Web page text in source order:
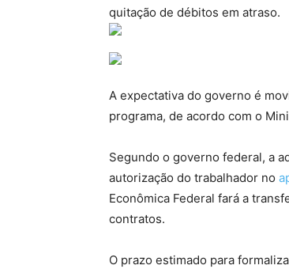
quitação de débitos em atraso.
A expectativa do governo é
programa, de acordo com o
Segundo o governo federal, a
autorização do trabalhador no
Econômica Federal fará a
contratos.
O prazo estimado para